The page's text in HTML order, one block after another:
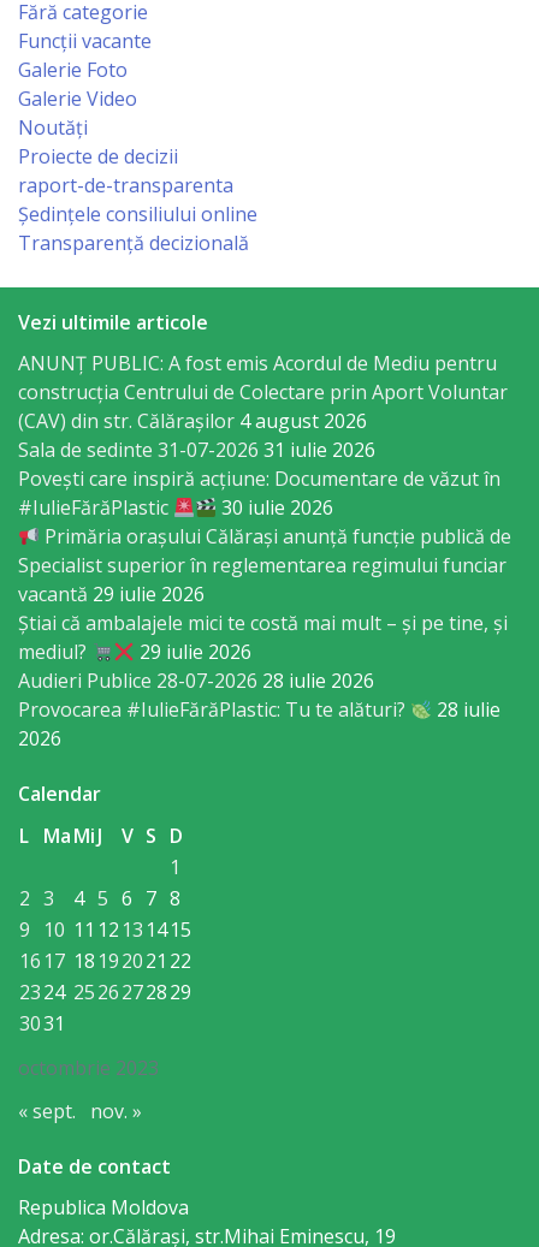
în
Problemele
Antreprenoriat,
Business
şi
Comerţ
Specialist
în
Problemele
Tineretului
şi
Sportului
Specialist
pentru
Planificare,
Primar
Viceprimarii
Specialist
Relații
cu
Publicul,
Operator
Organigrama
Fără categorie
Funcții vacante
Galerie Foto
Galerie Video
Noutăți
Proiecte de decizii
raport-de-transparenta
Ședințele consiliului online
Transparență decizională
Vezi ultimile articole
ANUNȚ PUBLIC: A fost emis Acordul de Mediu pentru
construcția Centrului de Colectare prin Aport Voluntar
(CAV) din str. Călărașilor 4 august 2026
Sala de sedinte 31-07-2026 31 iulie 2026
Povești care inspiră acțiune: Documentare de văzut în
#IulieFărăPlastic
30 iulie 2026
Primăria orașului Călărași anunță funcție publică de
Specialist superior în reglementarea regimului funciar
vacantă 29 iulie 2026
Știai că ambalajele mici te costă mai mult – și pe tine, și
mediul?
29 iulie 2026
Audieri Publice 28-07-2026 28 iulie 2026
Provocarea #IulieFărăPlastic: Tu te alături?
28 iulie
2026
Calendar
octombrie 2023
L MaMiJ V S D
1
2 3 4 5 6 7 8
9
10 11 12 13 1415
16 17 18 192021 22
2324 2526272829
3031
« sept. nov. »
Date de contact
Republica Moldova
Adresa: or.Călăraşi, str.Mihai Eminescu, 19